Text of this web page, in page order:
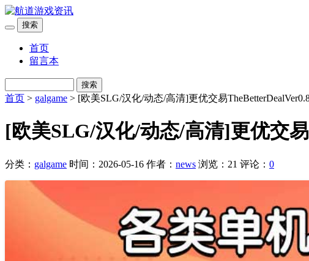
搜索
首页
留言本
搜索
首页 > galgame > [欧美SLG/汉化/动态/高清]更优交易
[欧美SLG/汉化/动态/高清]更优交
分类： galgame 时间：2026-05-16 作者： news 浏览：21 评论： 0